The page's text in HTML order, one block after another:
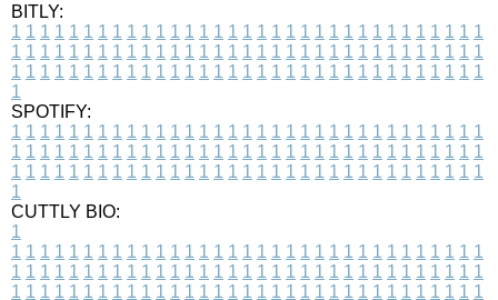
BITLY:
1 1 1 1 1 1 1 1 1 1 1 1 1 1 1 1 1 1 1 1 1 1 1 1 1 1 1 1 1 1 1 1 1
1 1 1 1 1 1 1 1 1 1 1 1 1 1 1 1 1 1 1 1 1 1 1 1 1 1 1 1 1 1 1 1 1
1 1 1 1 1 1 1 1 1 1 1 1 1 1 1 1 1 1 1 1 1 1 1 1 1 1 1 1 1 1 1 1 1
1
SPOTIFY:
1 1 1 1 1 1 1 1 1 1 1 1 1 1 1 1 1 1 1 1 1 1 1 1 1 1 1 1 1 1 1 1 1
1 1 1 1 1 1 1 1 1 1 1 1 1 1 1 1 1 1 1 1 1 1 1 1 1 1 1 1 1 1 1 1 1
1 1 1 1 1 1 1 1 1 1 1 1 1 1 1 1 1 1 1 1 1 1 1 1 1 1 1 1 1 1 1 1 1
1
CUTTLY BIO:
1
1 1 1 1 1 1 1 1 1 1 1 1 1 1 1 1 1 1 1 1 1 1 1 1 1 1 1 1 1 1 1 1 1
1 1 1 1 1 1 1 1 1 1 1 1 1 1 1 1 1 1 1 1 1 1 1 1 1 1 1 1 1 1 1 1 1
1 1 1 1 1 1 1 1 1 1 1 1 1 1 1 1 1 1 1 1 1 1 1 1 1 1 1 1 1 1 1 1 1